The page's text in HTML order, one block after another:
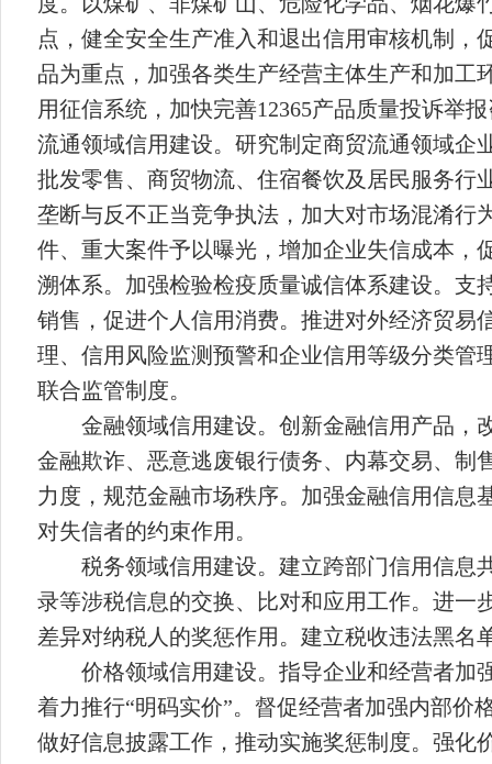
点，健全安全生产准入和退出信用审核机制
品为重点，加强各类生产经营主体生产和加
用征信系统，加快完善12365产品质量投诉举
流通领域信用建设。研究制定商贸流通领域企
批发零售、商贸物流、住宿餐饮及居民服务行
垄断与反不正当竞争执法，加大对市场混淆行
件、重大案件予以曝光，增加企业失信成本，
溯体系。加强检验检疫质量诚信体系建设。支
销售，促进个人信用消费。推进对外经济贸易
理、信用风险监测预警和企业信用等级分类管
联合监管制度。
金融领域信用建设。创新金融信用产品，
金融欺诈、恶意逃废银行债务、内幕交易、制
力度，规范金融市场秩序。加强金融信用信
对失信者的约束作用。
税务领域信用建设。建立跨部门信用信息
录等涉税信息的交换、比对和应用工作。进一
差异对纳税人的奖惩作用。建立税收违法黑
价格领域信用建设。指导企业和经营者加
着力推行“明码实价”。督促经营者加强内部
做好信息披露工作，推动实施奖惩制度。强化